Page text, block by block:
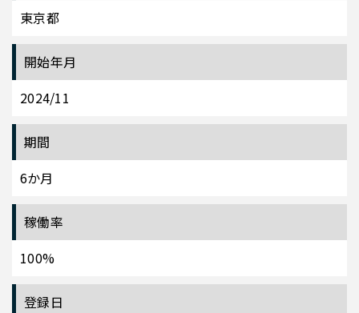
東京都
開始年月
2024/11
期間
6か月
稼働率
100%
登録日